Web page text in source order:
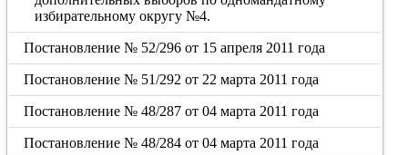
избирательному округу №4.
Постановление № 52/296 от 15 апреля 2011 года
Постановление № 51/292 от 22 марта 2011 года
Постановление № 48/287 от 04 марта 2011 года
Постановление № 48/284 от 04 марта 2011 года